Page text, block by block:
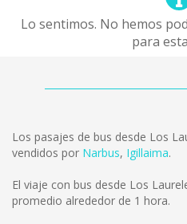
Lo sentimos. No hemos
para
Los pasajes de bus desde Los
vendidos por Narbus, Igillaima.
El viaje con bus desde Los
promedio alrededor de 1 hora.